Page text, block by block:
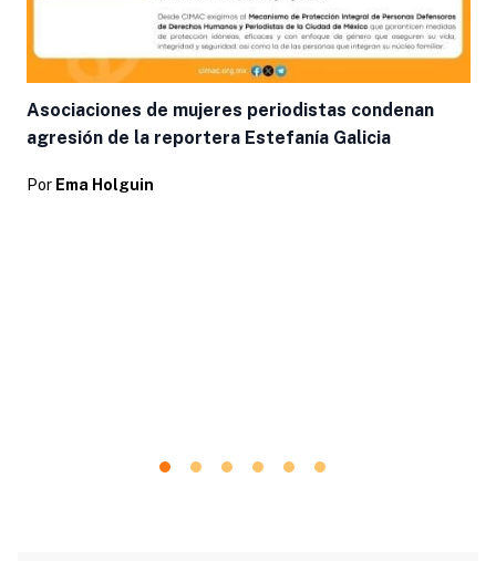
Asociaciones de mujeres periodistas condenan
agresión de la reportera Estefanía Galicia
Por Ema Holguin